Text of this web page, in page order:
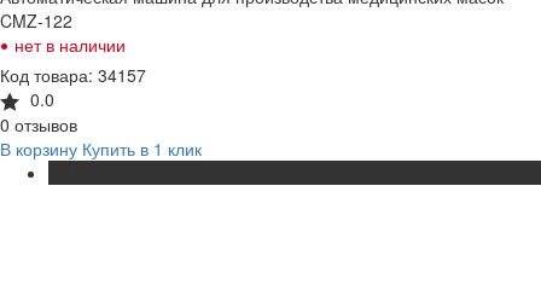
CMZ-122
• нет в наличии
Код товара: 34157
0.0
0 отзывов
В корзину Купить в 1 клик